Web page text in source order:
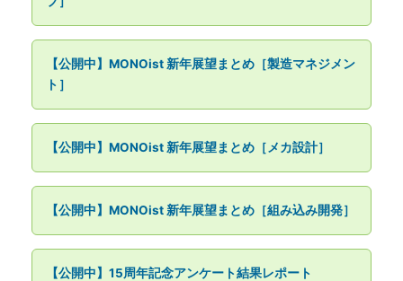
【公開中】MONOist 新年展望まとめ［製造マネジメン
ト］
【公開中】MONOist 新年展望まとめ［メカ設計］
【公開中】MONOist 新年展望まとめ［組み込み開発］
【公開中】15周年記念アンケート結果レポート